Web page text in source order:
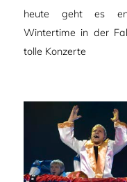
heute geht es
Wintertime in der
tolle Konzerte